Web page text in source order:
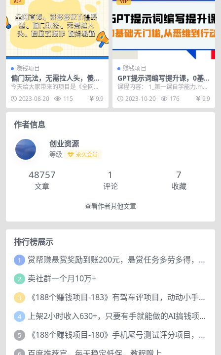
赚钱项目
偏门玩法，无需拉人头，傻瓜
式操作 保姆教程
今天给大家带来的项目是《全网首
发，拼多多砍价撸现金，偏门玩
法，无需拉人头，傻瓜式...
2023-08-20 115 9.9
赚钱项目
GPT提示词编写提升课，0基
础无门槛，从悉维到行动，30
课程内容： 1_第一课自学能力.mp4
2_第二课表达能力.mp4 3_第三课
逻...2023-10-20 176 9.9
作者信息
创业资源
等级 永久会员
48757
文章
1
评论
7
收藏
查看作者其他文章
排行榜展示
1 赏帮赚悬赏奖励到账200元，悬赏任务多劳多得，人人可做。
2 卖社群一个月10万+
3 《188个赚钱项目-183》有驾车评项目，动动小手，复制粘贴赚44元！
4 上架2小时收入630+，只要有手就能做的AI搞钱项目，奶奶看完都能学会!
5 《188个赚钱项目-180》手机尾号测试评分项目，短视频直播日赚200+